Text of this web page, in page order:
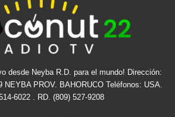
desde Neyba R.D. para el mundo! Dirección:
NEYBA PROV. BAHORUCO Teléfonos: USA.
6022 . RD. (809) 527-9208